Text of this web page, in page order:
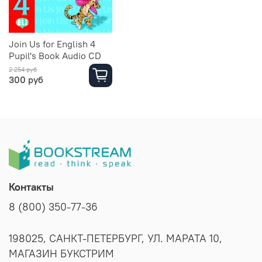
Join Us for English 4
Pupil's Book Audio CD
2 254 руб
300 руб
Контакты
8 (800) 350-77-36
198025, САНКТ-ПЕТЕРБУРГ, УЛ. МАРАТА 10,
МАГАЗИН БУКСТРИМ